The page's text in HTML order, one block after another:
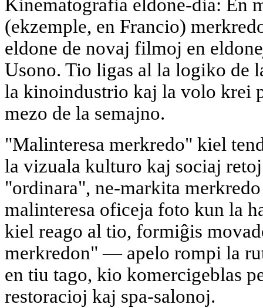
Kinematografia eldone-dia: En
(ekzemple, en Francio)
eldone de novaj filmoj en
Usono. Tio ligas al la logiko de
la kinoindustrio kaj la volo krei
mezo de la semajno.
"Malinteresa merkredo" kiel
la vizuala kulturo kaj sociaj
"ordinara", ne-markita
malinteresa oficeja foto kun la
kiel reago al tio, formiĝis
merkredon" — apelo rompi la
en tiu tago, kio komercigeblas
restoracioj kaj spa-salonoj.